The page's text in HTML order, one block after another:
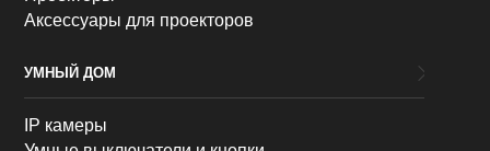
Аксессуары для проекторов
УМНЫЙ ДОМ
IP камеры